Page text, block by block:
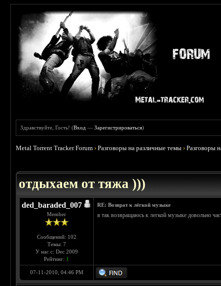
Здравствуйте, Гость! (Вход —Зарегистрироваться)
Metal Torrent Tracker Forum ›Разговоры на различные темы ›Разговоры
отдыхаем от тяжа )))
ded_baraded_007
Member
Сообщений: 102
Темы: 7
У нас с: Dec 2009
Рейтинг: 1
RE: Возврат к лёгкой музыке
я так возвращаюсь к легкой музыке довольно
07-11-2010, 04:46 PM